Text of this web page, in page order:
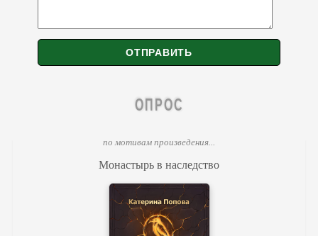
ОПРОС
по мотивам произведения...
Монастырь в наследство